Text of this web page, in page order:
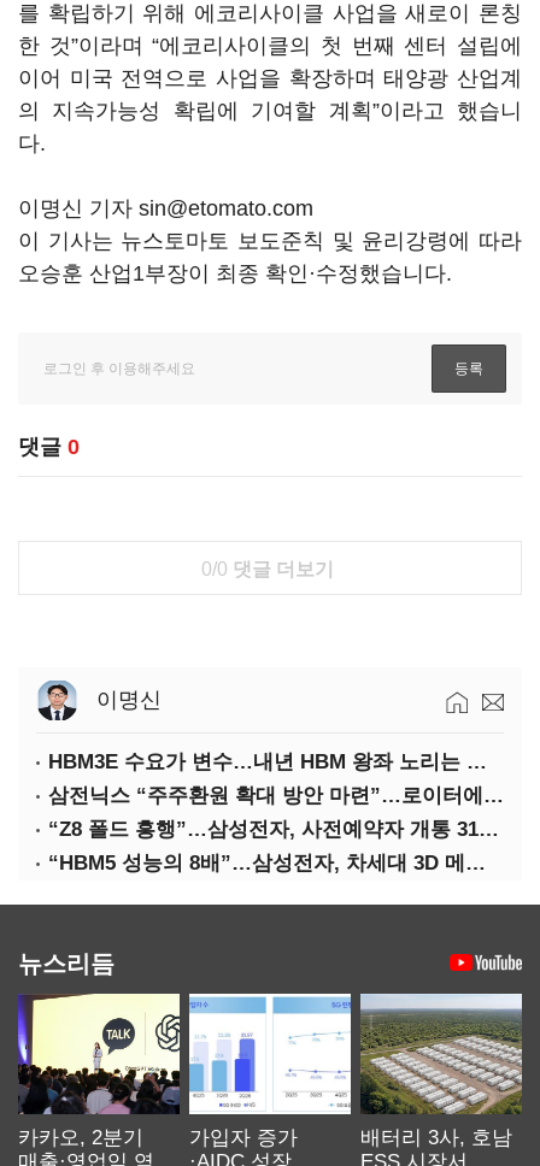
를 확립하기 위해 에코리사이클 사업을 새로이 론칭
한 것”이라며 “에코리사이클의 첫 번째 센터 설립에
이어 미국 전역으로 사업을 확장하며 태양광 산업계
의 지속가능성 확립에 기여할 계획”이라고 했습니
다.
이명신 기자 sin@etomato.com
이 기사는 뉴스토마토 보도준칙 및 윤리강령에 따라
오승훈 산업1부장이 최종 확인·수정했습니다.
댓글 0
0/0 댓글 더보기
이명신
HBM3E 수요가 변수…내년 HBM 왕좌 노리는 삼성
삼전닉스 “주주환원 확대 방안 마련”…로이터에 성명 보내
“Z8 폴드 흥행”…삼성전자, 사전예약자 개통 31일까지 연장
“HBM5 성능의 8배”…삼성전자, 차세대 3D 메모리 ‘zHBM’ 공개
뉴스리듬
카카오, 2분기
가입자 증가
배터리 3사, 호남